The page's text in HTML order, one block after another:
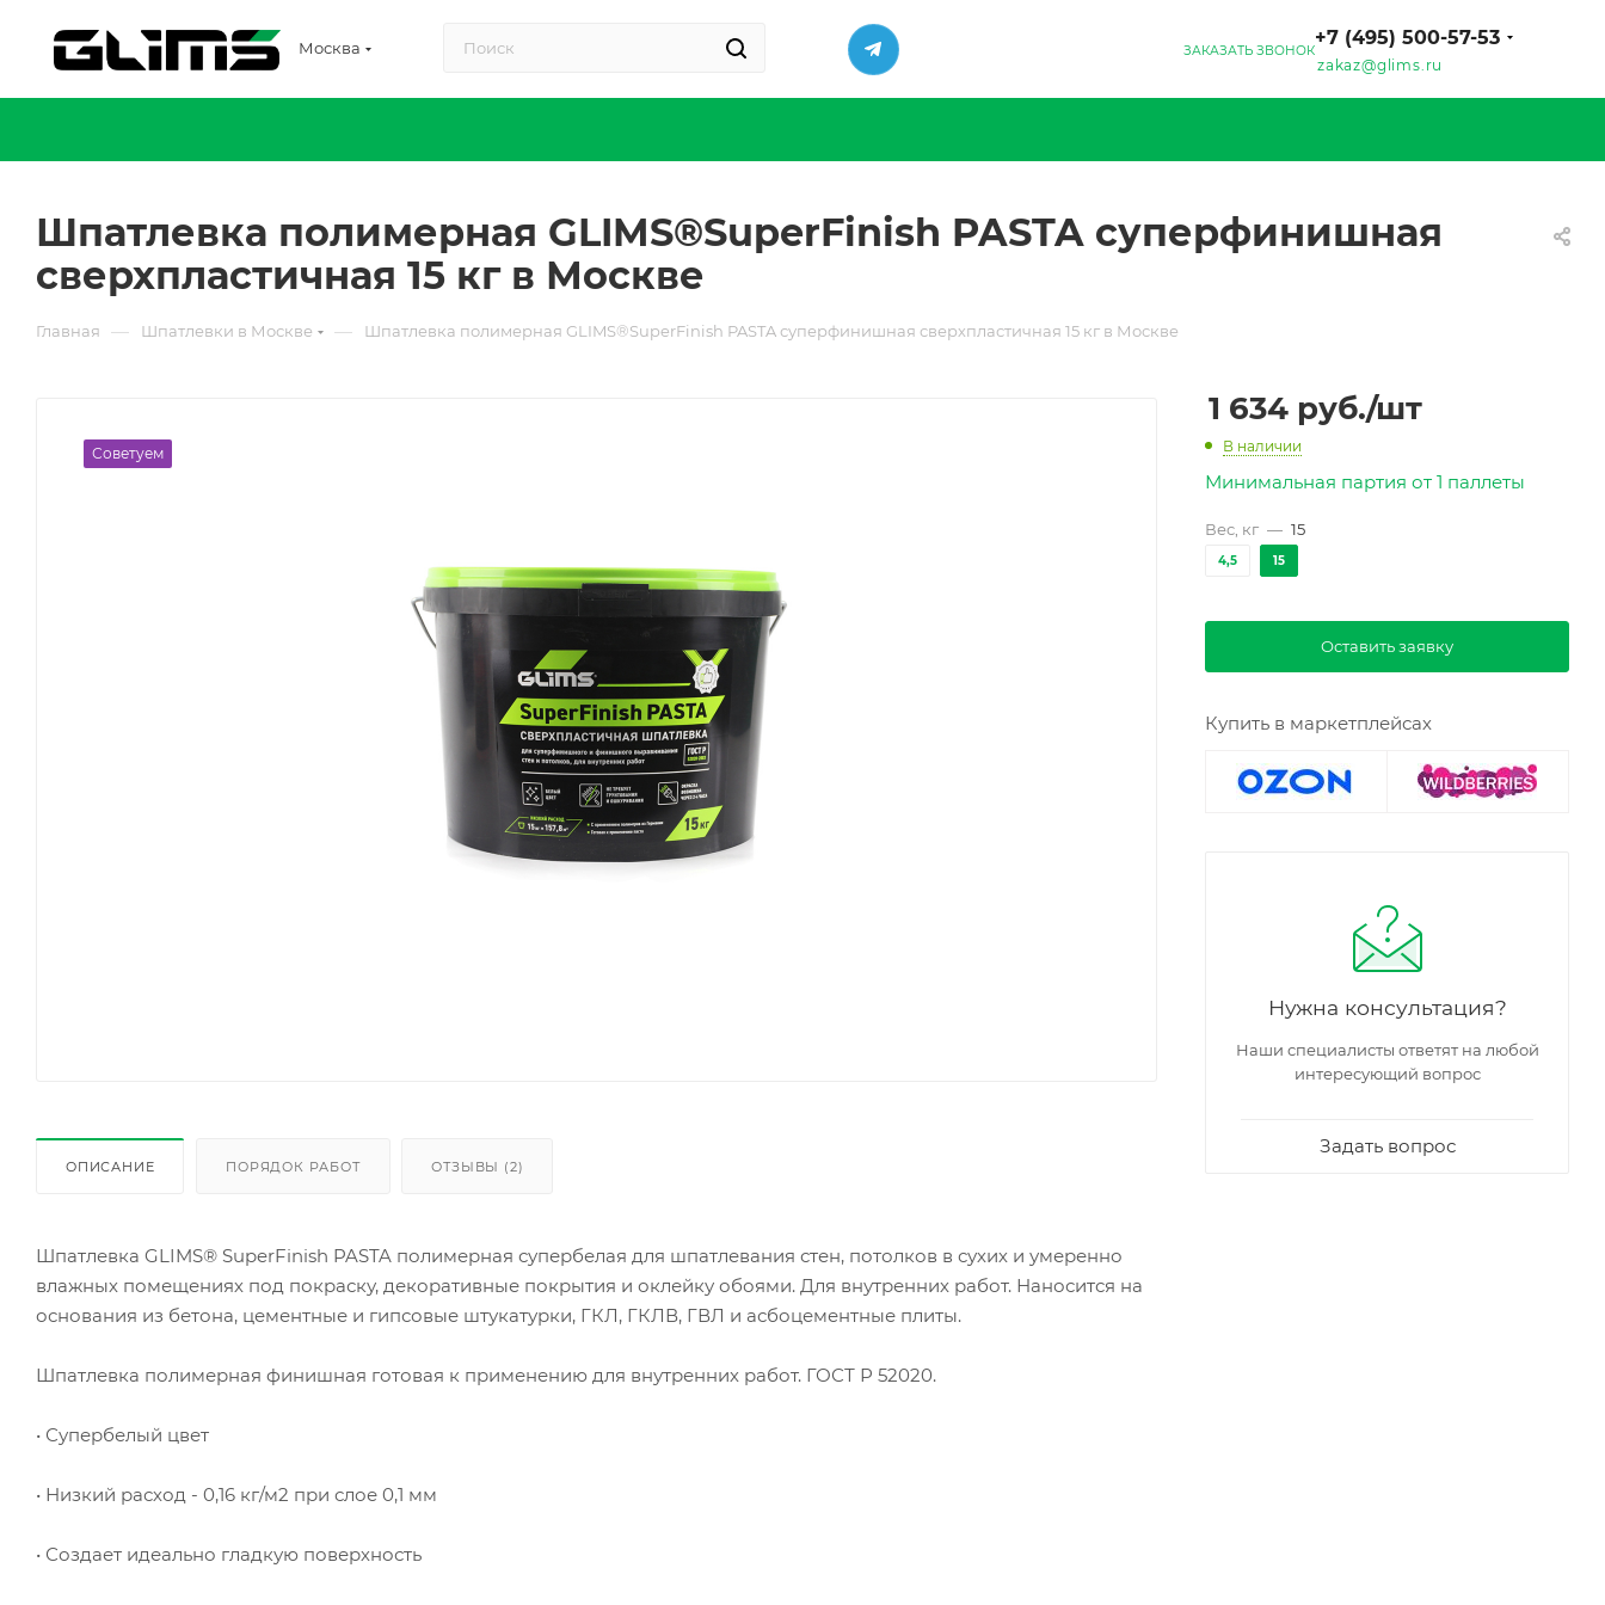
Москва ЗАКАЗАТЬ ЗВОНОК
+7 (495) 500-57-53
zakaz@glims.ru
Шпатлевка полимерная GLIMS®SuperFinish PASTA суперфинишная
сверхпластичная 15 кг в Москве
Главная — Шпатлевки в Москве — Шпатлевка полимерная GLIMS®SuperFinish PASTA суперфинишная сверхпластичная 15 кг в Москве
Советуем
ОПИСАНИЕ ПОРЯДОК РАБОТ ОТЗЫВЫ (2)
Шпатлевка GLIMS® SuperFinish PASTA полимерная супербелая для шпатлевания стен, потолков в сухих и умеренно
влажных помещениях под покраску, декоративные покрытия и оклейку обоями. Для внутренних работ. Наносится на
основания из бетона, цементные и гипсовые штукатурки, ГКЛ, ГКЛВ, ГВЛ и асбоцементные плиты.
Шпатлевка полимерная финишная готовая к применению для внутренних работ. ГОСТ Р 52020.
• Супербелый цвет
• Низкий расход - 0,16 кг/м2 при слое 0,1 мм
• Создает идеально гладкую поверхность
1 634 руб./шт
В наличии
Минимальная партия от 1 паллеты
Вес, кг — 15
4,5 15
Оставить заявку
Купить в маркетплейсах
Нужна консультация?
Наши специалисты ответят на любой
интересующий вопрос
Задать вопрос